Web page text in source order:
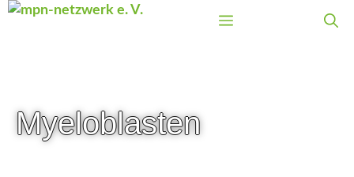
Zum
Menü
Myeloblasten